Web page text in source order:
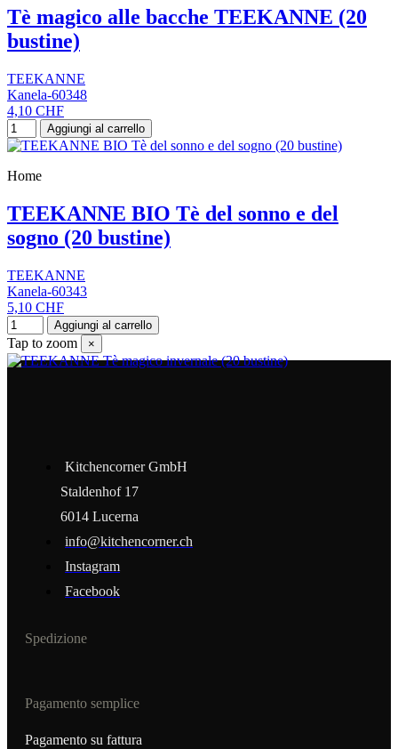
Tè magico alle bacche TEEKANNE (20
bustine)
TEEKANNE
Kanela-60348
4,10 CHF
Aggiungi al carrello
Home
TEEKANNE BIO Tè del sonno e del
sogno (20 bustine)
TEEKANNE
Kanela-60343
5,10 CHF
Aggiungi al carrello
Tap to zoom ×
Kitchencorner GmbH
Staldenhof 17
6014 Lucerna
info@kitchencorner.ch
Instagram
Facebook
Spedizione
Pagamento semplice
Pagamento su fattura